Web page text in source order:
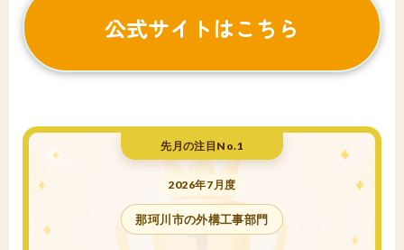
公式サイトはこちら
先月の注目No.1
2026年7月度
那珂川市の外構工事部門